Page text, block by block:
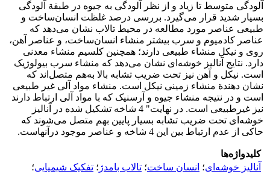
آلودگی متوسط تا زیاد و از نظر آلودگی به جیوه در طبقة آلودگی
بسیار شدید قرار می‌گیرد. بررسی درصد غلظت انسان‌ساخت و
طبیعی عناصر مورد مطالعه در محیط تالاب نشان می‌دهد که
عناصر کادمیوم و سرب بیشتر منشاء انسان‌ساخت، و عناصر آهن،
روی و نیکل منشاء طبیعی دارند؛ همچنین کلسیم منشاء معدنی
دارد. نتایج آنالیز خوشه‌ای نشان می‌دهد که منشاء سرب بیولوژیک
است. نیکل و آهن نیز تحت ضریب تشابه بالا به‌هم متصل‌اند که
نشان دهندة منشاء زمینی نیکل است. منشاء مواد آلی غیر طبیعی
است و در نتیجه منشاء جیوه و آرسنیک که با مواد آلی ارتباط دارند
نیز غیر‌طبیعی است. در نهایت" 4 شاخه تشکیل شده در آنالیز
خوشه‌ای تحت ضریب تشابه بسیار پایین بهم متصل می‌شوند که
حاکی از عدم ارتباط بین این 4 شاخه و عناصر موجود درآنهاست.
کلیدواژه‌ها
آنالیز خوشه‌ای؛ انسان ساخت؛ تالاب بامدژ ؛ تفکیک شیمیایی؛